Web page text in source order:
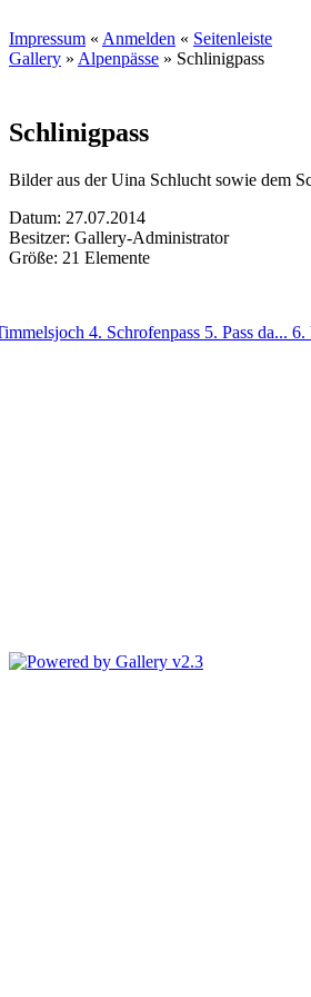
Impressum « Anmelden « Seitenleiste
Gallery » Alpenpässe » Schlinigpass
Schlinigpass
Bilder aus der Uina Schlucht sowie dem
Datum: 27.07.2014
Besitzer: Gallery-Administrator
Größe: 21 Elemente
4. Schrofenpass 5. Pass da... 6.